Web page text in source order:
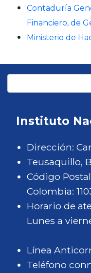
Contaduría
Financiero, de
Ministerio de
Instituto
Dirección:
Teusaquillo,
Código
Colombia:
Horario de
Lunes a
Línea
Teléfono